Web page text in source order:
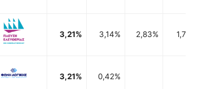
3,21% 3,14% 2,83% 1,71%
3,21% 0,42%